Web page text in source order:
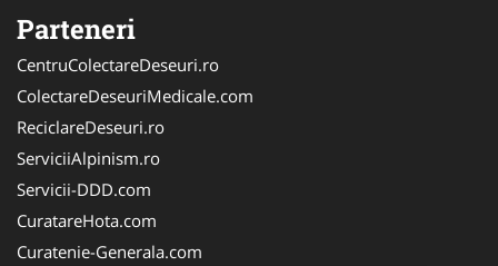
Parteneri
CentruColectareDeseuri.ro
ColectareDeseuriMedicale.com
ReciclareDeseuri.ro
ServiciiAlpinism.ro
Servicii-DDD.com
CuratareHota.com
Curatenie-Generala.com